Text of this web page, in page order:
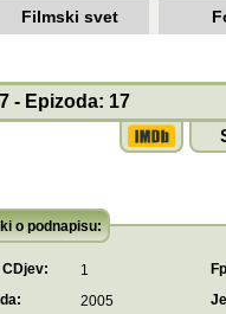
Filmski svet
- Epizoda: 17
o podnapisu:
1
2005